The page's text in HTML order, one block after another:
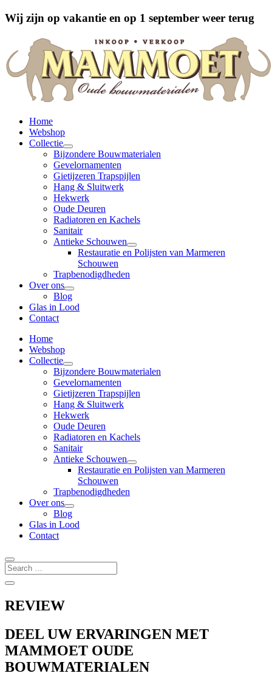
Wij zijn op vakantie en op 1 september weer terug
Home
Webshop
Collectie
Bijzondere Bouwmaterialen
Gevelornamenten
Gietijzeren Trapspijlen
Hang & Sluitwerk
Hekwerk
Oude Deuren
Radiatoren en Kachels
Sanitair
Antieke Schouwen
Restauratie en Polijsten van Marmeren
Schouwen
Trapbenodigdheden
Over ons
Blog
Glas in Lood
Contact
Home
Webshop
Collectie
Bijzondere Bouwmaterialen
Gevelornamenten
Gietijzeren Trapspijlen
Hang & Sluitwerk
Hekwerk
Oude Deuren
Radiatoren en Kachels
Sanitair
Antieke Schouwen
Restauratie en Polijsten van Marmeren
Schouwen
Trapbenodigdheden
Over ons
Blog
Glas in Lood
Contact
REVIEW
DEEL UW ERVARINGEN MET
MAMMOET OUDE
BOUWMATERIALEN